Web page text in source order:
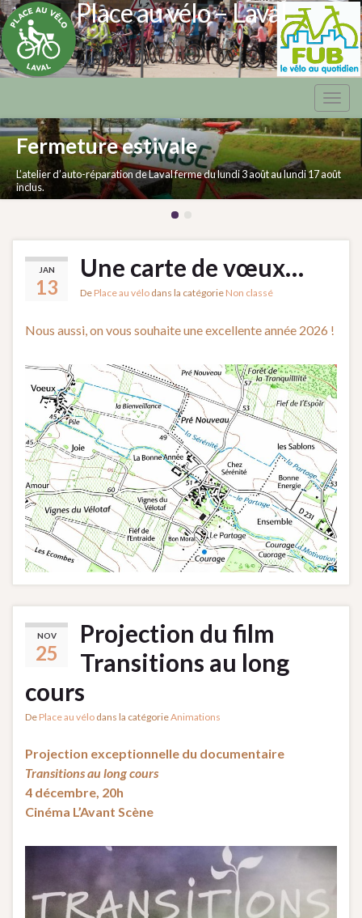
Place au vélo – Laval
Fermeture estivale
L’atelier d’auto-réparation de Laval ferme du lundi 3 août au lundi 17 août
inclus.
JAN
13
Une carte de vœux…
De Place au vélo dans la catégorie Non classé
Nous aussi, on vous souhaite une excellente année 2026 !
NOV
25
Projection du film
Transitions au long
cours
De Place au vélo dans la catégorieAnimations
Projection exceptionnelle du documentaire
Transitions au long cours
4 décembre, 20h
Cinéma L’Avant Scène